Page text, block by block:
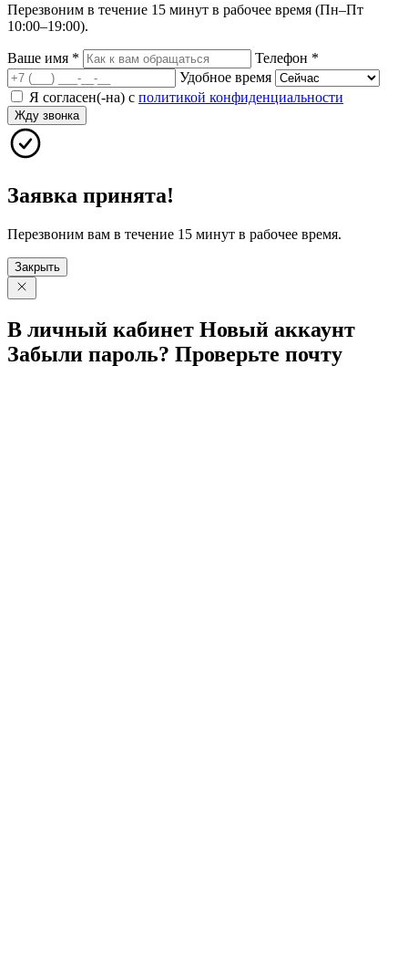
Перезвоним в течение 15 минут в рабочее время (Пн–Пт
10:00–19:00).
Ваше имя * Телефон *
Удобное время
Я согласен(-на) с политикой конфиденциальности
Жду звонка
Заявка принята!
Перезвоним вам в течение 15 минут в рабочее время.
Закрыть
В личный кабинет Новый аккаунт
Забыли пароль? Проверьте почту